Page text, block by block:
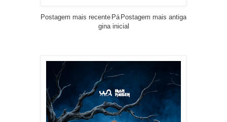
Postagem mais recente Postagem mais antiga
Pá
gina inicial